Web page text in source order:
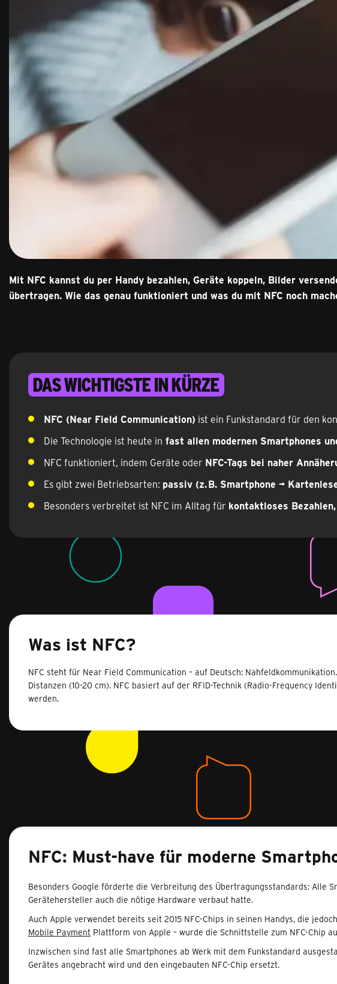
Mit NFC kannst du per Handy bezahlen, Geräte koppeln, Bilder
übertragen. Wie das genau funktioniert und was du mit NFC noch
Das Wichtigste in Kürze
NFC (Near Field Communication) ist ein Funkstandard für den
Die Technologie ist heute in fast allen modernen Smartphones
NFC funktioniert, indem Geräte oder NFC-Tags bei naher
Es gibt zwei Betriebsarten: passiv (z. B. Smartphone →
Besonders verbreitet ist NFC im Alltag für kontaktloses
Was ist NFC?
NFC steht für Near Field Communication – auf Deutsch:
Distanzen (10-20 cm). NFC basiert auf der RFID-Technik (Radio-Frequency
werden.
NFC: Must-have für moderne
Besonders Google förderte die Verbreitung des Übertragungsstandards: Alle
Gerätehersteller auch die nötige Hardware verbaut hatte.
Auch Apple verwendet bereits seit 2015 NFC-Chips in seinen Handys, die
Mobile Payment Plattform von Apple – wurde die Schnittstelle zum NFC-Chip
Inzwischen sind fast alle Smartphones ab Werk mit dem Funkstandard
Gerätes angebracht wird und den eingebauten NFC-Chip ersetzt.